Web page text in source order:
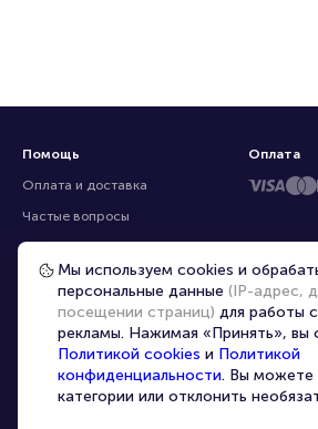
Помощь
Оплата и доставка
Частые вопросы
Перепродажа билетов
Организаторам
Корпоративным клиентам
VIP-билеты
Условия использования
Персональные данные
Оплата
Мы используем cookies и
персональные данные (IP-адрес,
посещении страниц) для работы
рекламы. Нажимая «Принять», вы
Политикой cookies и Политикой
конфиденциальности. Вы можете
категории или отклонить